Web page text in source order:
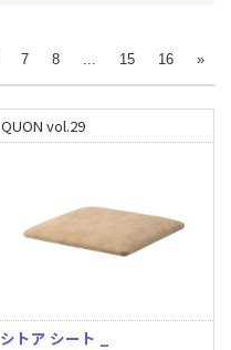
7 8 ... 15 16 »
QUON vol.29
シトア シート _